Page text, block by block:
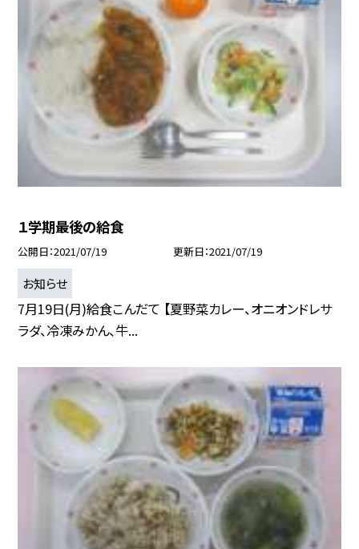
１学期最後の給食
公開日 2021/07/19 更新日 2021/07/19
お知らせ
7月19日(月)給食こんだて 【夏野菜カレー、オニオンドレサ
ラダ、冷凍みかん、牛...